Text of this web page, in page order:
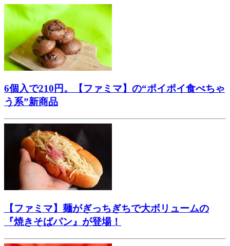
6個入で210円。【ファミマ】の“ポイポイ食べちゃ
う系”新商品
【ファミマ】麺がぎっちぎちで大ボリュームの
『焼きそばパン』が登場！